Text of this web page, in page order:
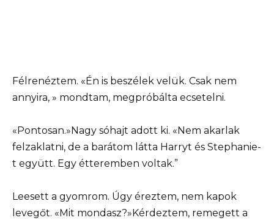
Félrenéztem. «Én is beszélek velük. Csak nem
annyira, » mondtam, megpróbálta ecsetelni.
«Pontosan.»Nagy sóhajt adott ki. «Nem akarlak
felzaklatni, de a barátom látta Harryt és Stephanie-
t együtt. Egy étteremben voltak.”
Leesett a gyomrom. Úgy éreztem, nem kapok
levegőt. «Mit mondasz?»Kérdeztem, remegett a